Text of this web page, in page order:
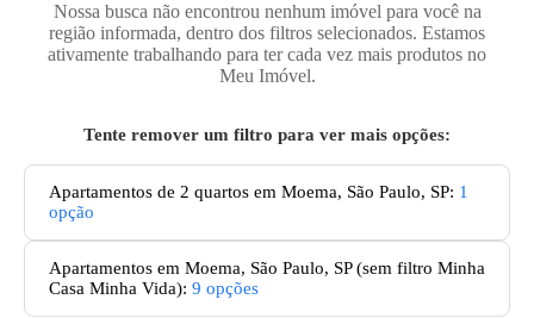
Nossa busca não encontrou nenhum imóvel para você na
região informada, dentro dos filtros selecionados. Estamos
ativamente trabalhando para ter cada vez mais produtos no
Meu Imóvel.
Tente remover um filtro para ver mais opções:
Apartamentos de 2 quartos em Moema, São Paulo, SP: 1
opção
Apartamentos em Moema, São Paulo, SP(sem filtro Minha
Casa Minha Vida): 9 opções